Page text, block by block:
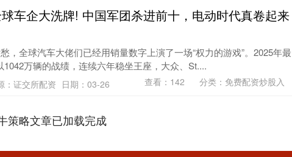
车企大洗牌! 中国军团杀进前十，电动时代真卷起来
，全球汽车大佬们已经用销量数字上演了一场“权力的游戏”。2025年最
万辆的战绩，连续六年稳坐王座，大众、St....
：证交所配资 日期：03-26 查看： 142 分类： 免费配资炒股入
策略文章已加载完成